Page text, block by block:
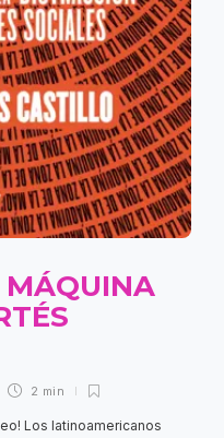
MÁQUINA
2 min
Los latinoamericanos